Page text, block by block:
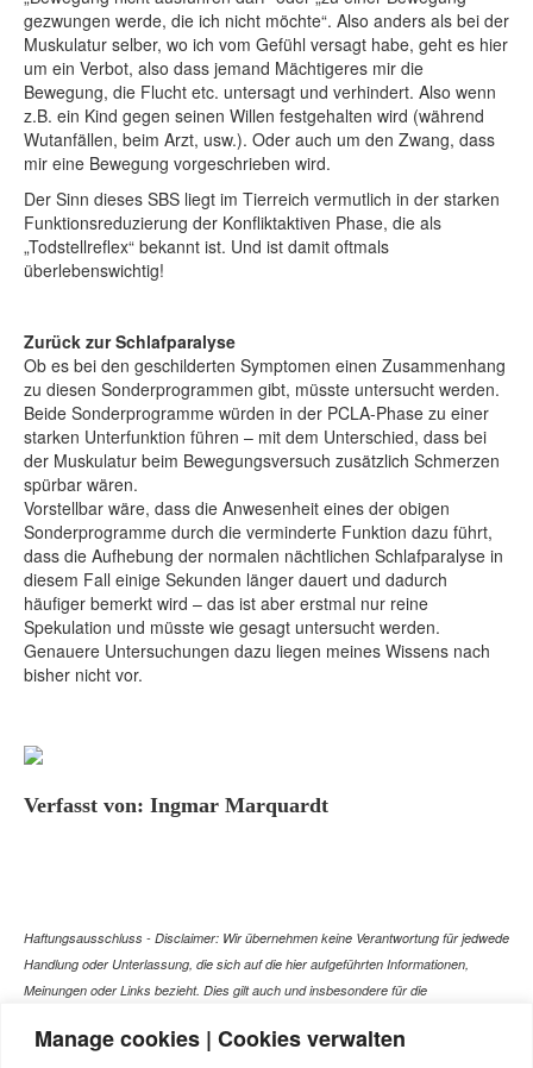
Manage cookies | Cookies verwalten
gezwungen werde, die ich nicht möchte“. Also anders als bei der
Muskulatur selber, wo ich vom Gefühl versagt habe, geht es hier
um ein Verbot, also dass jemand Mächtigeres mir die
Bewegung, die Flucht etc. untersagt und verhindert. Also wenn
z.B. ein Kind gegen seinen Willen festgehalten wird (während
Wutanfällen, beim Arzt, usw.). Oder auch um den Zwang, dass
mir eine Bewegung vorgeschrieben wird.
Der Sinn dieses SBS liegt im Tierreich vermutlich in der starken
Funktionsreduzierung der Konfliktaktiven Phase, die als
„Todstellreflex“ bekannt ist. Und ist damit oftmals
überlebenswichtig!
Zurück zur Schlafparalyse
Ob es bei den geschilderten Symptomen einen Zusammenhang
zu diesen Sonderprogrammen gibt, müsste untersucht werden.
Beide Sonderprogramme würden in der PCLA-Phase zu einer
starken Unterfunktion führen – mit dem Unterschied, dass bei
der Muskulatur beim Bewegungsversuch zusätzlich Schmerzen
spürbar wären.
Vorstellbar wäre, dass die Anwesenheit eines der obigen
Sonderprogramme durch die verminderte Funktion dazu führt,
dass die Aufhebung der normalen nächtlichen Schlafparalyse in
diesem Fall einige Sekunden länger dauert und dadurch
häufiger bemerkt wird – das ist aber erstmal nur reine
Spekulation und müsste wie gesagt untersucht werden.
Genauere Untersuchungen dazu liegen meines Wissens nach
bisher nicht vor.
Verfasst von: Ingmar Marquardt
Haftungsausschluss - Disclaimer: Wir übernehmen keine Verantwortung für jedwede
Handlung oder Unterlassung, die sich auf die hier aufgeführten Informationen,
Meinungen oder Links bezieht. Dies gilt auch und insbesondere für die
Gespräch mit dem Arzt Ihres Vertrauens darstellen können. Bei den Texten auf